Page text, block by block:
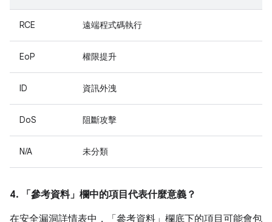
RCE 遠端程式碼執行
EoP 權限提升
ID 資訊外洩
DoS 阻斷攻擊
N/A 未分類
4. 「參考資料」 欄中的項目代表什麼意義？
在安全漏洞詳情表中，「參考資料」 欄底下的項目可能會包